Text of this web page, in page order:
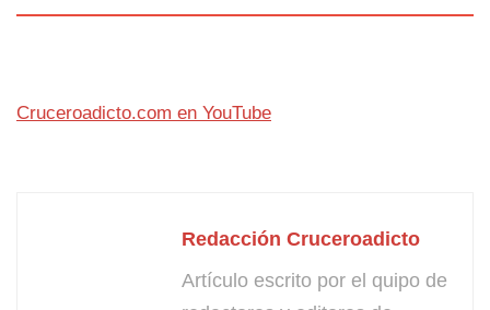
Cruceroadicto.com en YouTube
Redacción Cruceroadicto
Artículo escrito por el quipo de